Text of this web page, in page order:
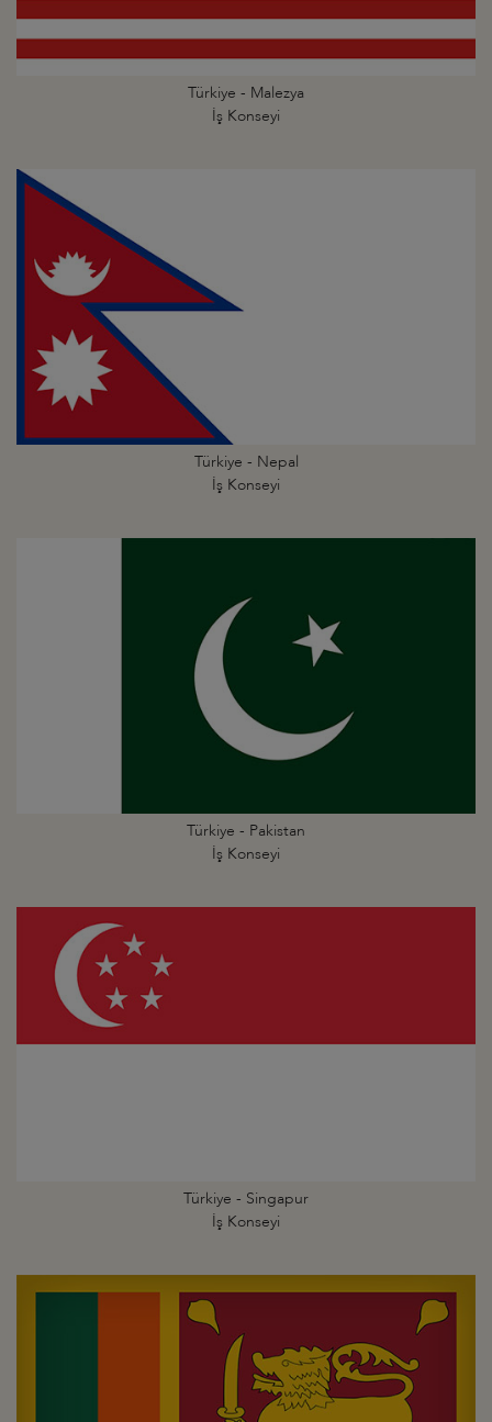
Türkiye - Malezya
İş Konseyi
Türkiye - Nepal
İş Konseyi
Türkiye - Pakistan
İş Konseyi
Türkiye - Singapur
İş Konseyi